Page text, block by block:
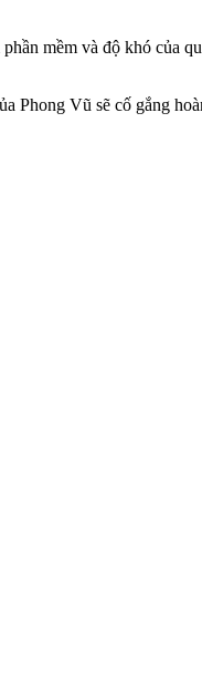
mềm và độ khó của
Phong Vũ sẽ cố gắng